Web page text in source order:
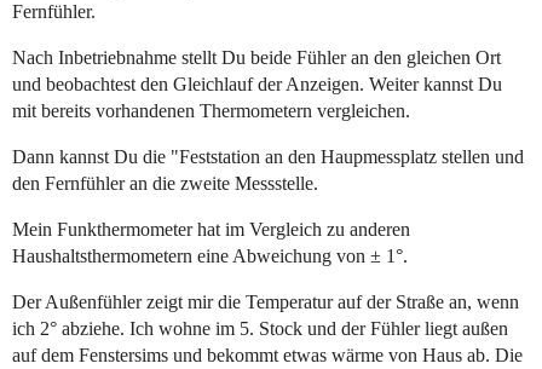
Fernfühler.
Nach Inbetriebnahme stellt Du beide Fühler an den gleichen Ort
und beobachtest den Gleichlauf der Anzeigen. Weiter kannst Du
mit bereits vorhandenen Thermometern vergleichen.
Dann kannst Du die "Feststation an den Haupmessplatz stellen und
den Fernfühler an die zweite Messstelle.
Mein Funkthermometer hat im Vergleich zu anderen
Haushaltsthermometern eine Abweichung von ± 1°.
Der Außenfühler zeigt mir die Temperatur auf der Straße an, wenn
ich 2° abziehe. Ich wohne im 5. Stock und der Fühler liegt außen
auf dem Fenstersims und bekommt etwas wärme von Haus ab. Die